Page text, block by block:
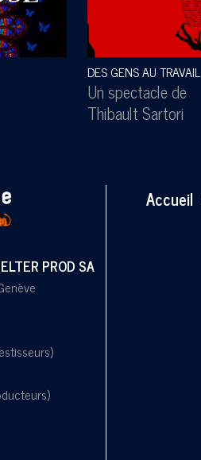
DES GENS AU TRAVAIL
Un spectacle de
Thibault Sartori
PROD SA
Accueil